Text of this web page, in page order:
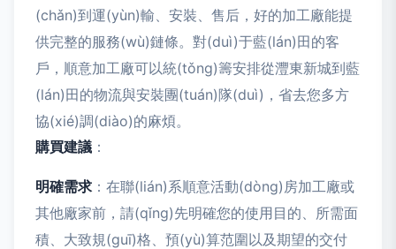
(chǎn)到運(yùn)輸、安裝、售后，好的加工廠能提
供完整的服務(wù)鏈條。對(duì)于藍(lán)田的客
戶，順意加工廠可以統(tǒng)籌安排從灃東新城到藍
(lán)田的物流與安裝團(tuán)隊(duì)，省去您多方
協(xié)調(diào)的麻煩。
購買建議 ：
明確需求 ：在聯(lián)系順意活動(dòng)房加工廠或
其他廠家前，請(qǐng)先明確您的使用目的、所需面
積、大致規(guī)格、預(yù)算范圍以及期望的交付